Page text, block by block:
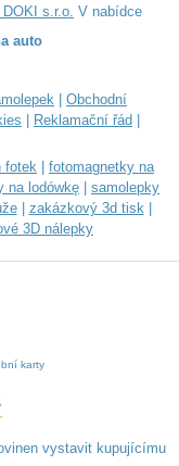
DOKI s.r.o. V nabídce
auto
Obchodní
Reklamační řád
fotek
fotomagnetky na
na lodówkę
samolepky
| zakázkový 3d tisk|
3D nálepky
karty
vystavit kupujícímu